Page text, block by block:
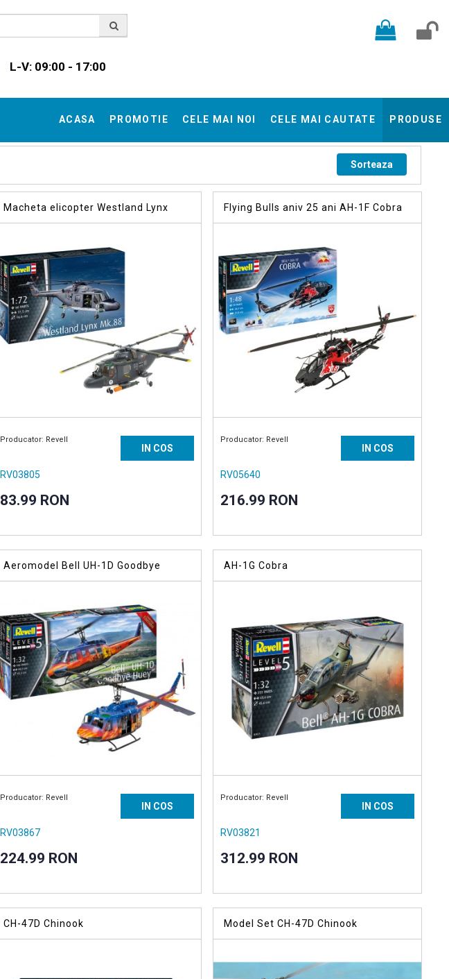
L-V: 09:00 - 17:00
ACASA PROMOTIE CELE MAI NOI CELE MAI CAUTATE PRODUSE
Sorteaza
Macheta elicopter Westland Lynx
Producator: Revell
RV03805
83.99 RON
IN COS
Flying Bulls aniv 25 ani AH-1F Cobra
Producator: Revell
RV05640
216.99 RON
IN COS
Aeromodel Bell UH-1D Goodbye
Producator: Revell
RV03867
224.99 RON
IN COS
AH-1G Cobra
Producator: Revell
RV03821
312.99 RON
IN COS
CH-47D Chinook Model Set CH-47D Chinook